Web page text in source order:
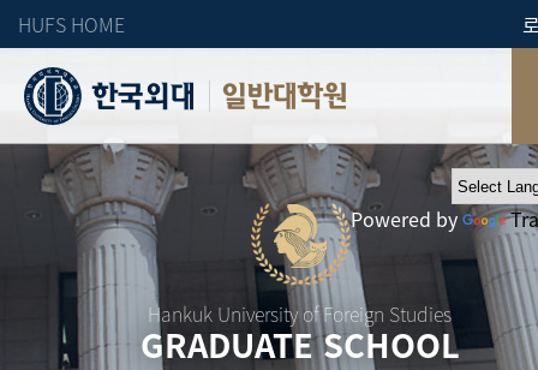
HUFS HOME
일반대학원
Hankuk University of Foreign Studies
GRADUATE SCHOOL
Powered by